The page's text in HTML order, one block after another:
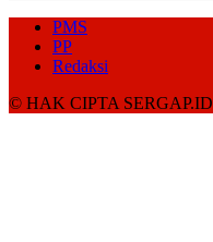
PMS
PP
Redaksi
© HAK CIPTA SERGAP.ID